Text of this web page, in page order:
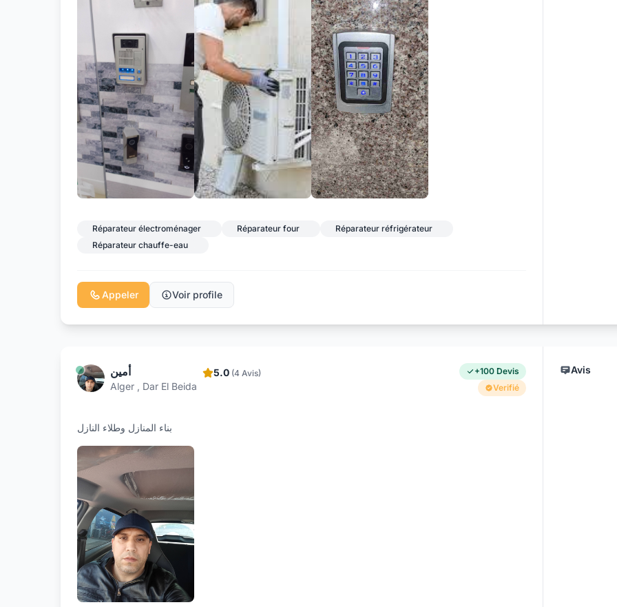
Réparateur électroménager Réparateur four
Réparateur réfrigérateur
Réparateur chauffe-eau
Appeler Voir profile
أمين
Alger , Dar El Beida
5.0 (4 Avis)
+100 Devis
Verifié
بناء المنازل وطلاء النازل
Avis